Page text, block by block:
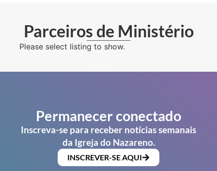
Parceiros de Ministério
Please select listing to show.
Permanecer conectado
Inscreva-se para receber notícias semanais
da Igreja do Nazareno.
INSCREVER-SE AQUI